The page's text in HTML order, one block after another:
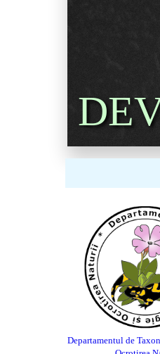
Departamentul de